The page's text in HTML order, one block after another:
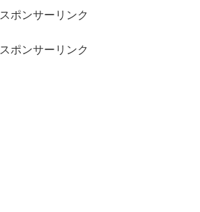
スポンサーリンク
スポンサーリンク